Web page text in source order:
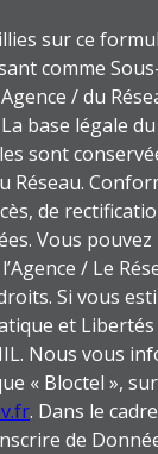
sur ce
comme
/ du
base légale
sont
Réseau.
de
Vous
/ Le
Si vous
et
Nous vous
« Bloctel »,
. Dans le
de